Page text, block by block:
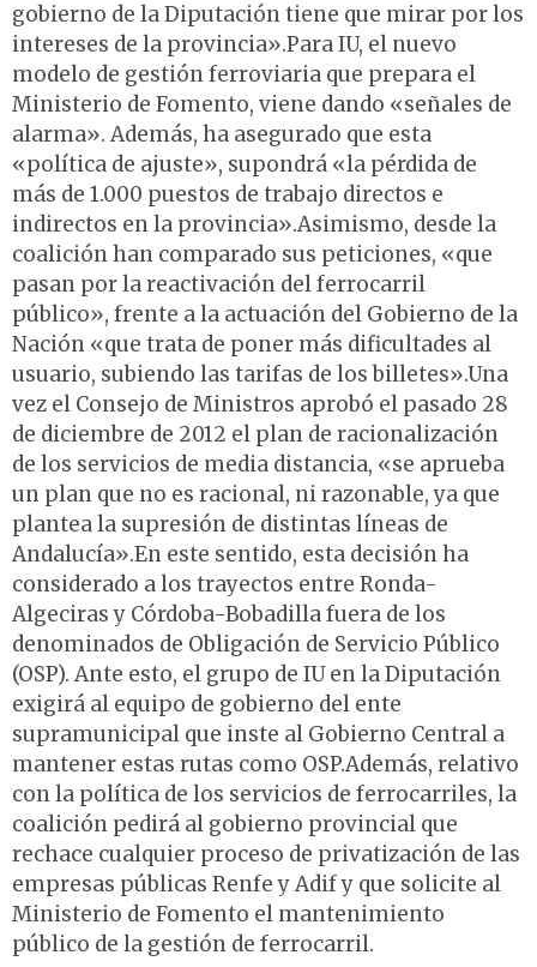
gobierno de la Diputación tiene que mirar por los
intereses de la provincia».Para IU, el nuevo
modelo de gestión ferroviaria que prepara el
Ministerio de Fomento, viene dando «señales de
alarma». Además, ha asegurado que esta
«política de ajuste», supondrá «la pérdida de
más de 1.000 puestos de trabajo directos e
indirectos en la provincia».Asimismo, desde la
coalición han comparado sus peticiones, «que
pasan por la reactivación del ferrocarril
público», frente a la actuación del Gobierno de la
Nación «que trata de poner más dificultades al
usuario, subiendo las tarifas de los billetes».Una
vez el Consejo de Ministros aprobó el pasado 28
de diciembre de 2012 el plan de racionalización
de los servicios de media distancia, «se aprueba
un plan que no es racional, ni razonable, ya que
plantea la supresión de distintas líneas de
Andalucía».En este sentido, esta decisión ha
considerado a los trayectos entre Ronda-
Algeciras y Córdoba-Bobadilla fuera de los
denominados de Obligación de Servicio Público
(OSP). Ante esto, el grupo de IU en la Diputación
exigirá al equipo de gobierno del ente
supramunicipal que inste al Gobierno Central a
mantener estas rutas como OSP.Además, relativo
con la política de los servicios de ferrocarriles, la
coalición pedirá al gobierno provincial que
rechace cualquier proceso de privatización de las
empresas públicas Renfe y Adif y que solicite al
Ministerio de Fomento el mantenimiento
público de la gestión de ferrocarril.